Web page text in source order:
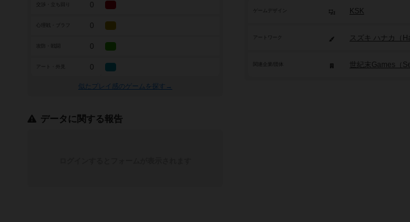
ゲームデザイン KSK
アートワーク スズキ ハナカ（
世紀末Games（
0
0
0
アート・外見 0
似たプレイ感のゲームを探す→
データに関する報告